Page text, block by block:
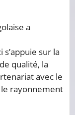
a
s’appuie sur la
qualité, la
avec le
rayonnement